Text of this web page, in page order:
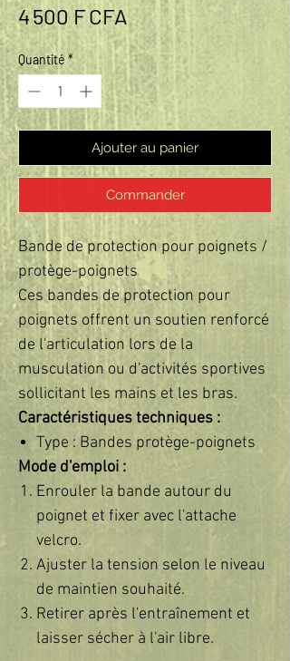
4 500 F CFA Prix
Quantité *
Ajouter au panier
Commander
Bande de protection pour poignets /
protège-poignets
Ces bandes de protection pour
poignets offrent un soutien renforcé
de l'articulation lors de la
musculation ou d'activités sportives
sollicitant les mains et les bras.
Caractéristiques techniques :
Type : Bandes protège-poignets
Mode d'emploi :
Enrouler la bande autour du
poignet et fixer avec l'attache
velcro.
Ajuster la tension selon le niveau
de maintien souhaité.
Retirer après l'entraînement et
laisser sécher à l'air libre.